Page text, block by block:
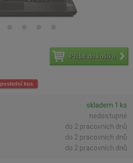
Přidat do košíku
poslední kus
skladem 1 ks
nedostupné
do 2 pracovních dnů
do 2 pracovních dnů
do 2 pracovních dnů